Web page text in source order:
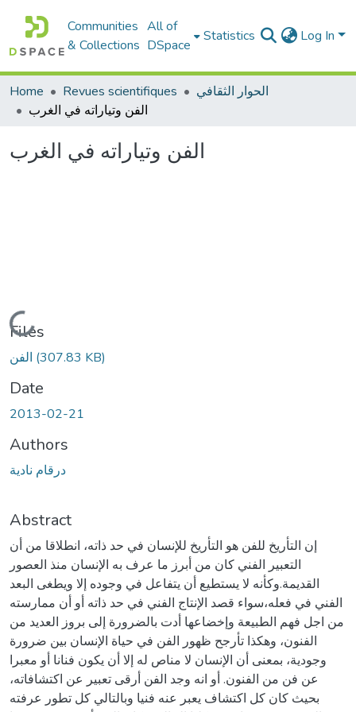
Communities
& Collections
All of
DSpace
Statistics Log In
Home Revues scientifiques
الحوار الثقافي
الفن وتياراته في الغرب
الفن وتياراته في الغرب
Loading...
Files
(307.83 KB)
Date
2013-02-21
Authors
درقام نادية
Abstract
إن التأريخ للفن هو التأريخ للإنسان في حد ذاته، انطلاقا من أن
التعبير الفني كان من أبرز ما عرف به الإنسان منذ العصور
القديمة.وكأنه لا يستطيع أن يتفاعل في وجوده إلا ويطغى البعد
الفني في فعله،سواء قصد الإنتاج الفني في حد ذاته أو أن ممارسته
من اجل فهم الطبيعة وإخضاعها أدت بالضرورة إلى بروز العديد من
الفنون، وهكذا تأرجح ظهور الفن في حياة الإنسان بين ضرورة
وجودية، بمعنى أن الإنسان لا مناص له إلا أن يكون فنانا أو معبرا
عن فن من الفنون. أو انه وجد الفن أرقى تعبير عن اكتشافاته،
بحيث كان كل اكتشاف يعبر عنه فنيا وبالتالي كل تطور عرفته